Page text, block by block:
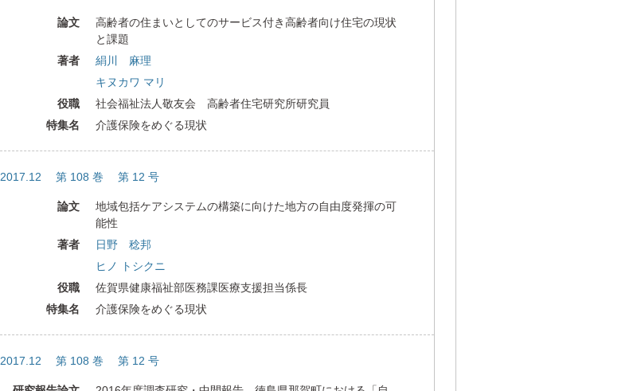
論文
高齢者の住まいとしてのサービス付き高齢者向け住宅の現状
と課題
著者
絹川 麻理
キヌカワ マリ
役職
社会福祉法人敬友会 高齢者住宅研究所研究員
特集名
介護保険をめぐる現状
2017.12 第 108 巻 第 12 号
論文
地域包括ケアシステムの構築に向けた地方の自由度発揮の可
能性
著者
日野 稔邦
ヒノ トシクニ
役職
佐賀県健康福祉部医務課医療支援担当係長
特集名
介護保険をめぐる現状
2017.12 第 108 巻 第 12 号